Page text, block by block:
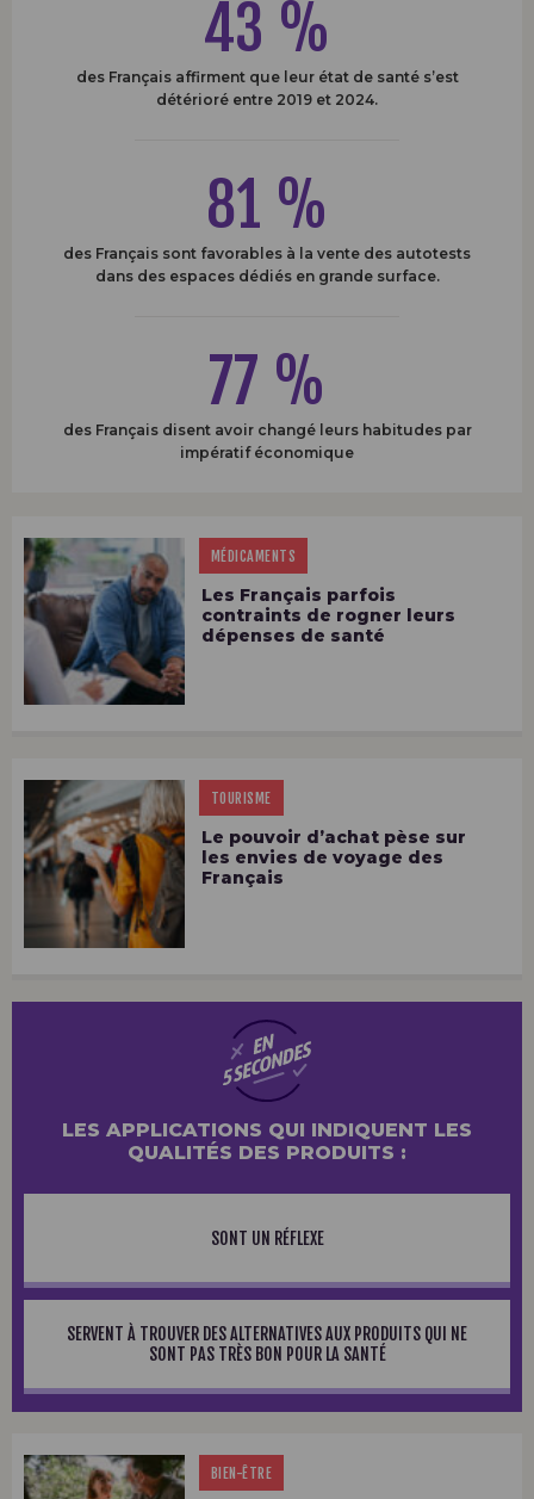
43 %
des Français affirment que leur état de santé s’est
détérioré entre 2019 et 2024.
81 %
des Français sont favorables à la vente des autotests
dans des espaces dédiés en grande surface.
77 %
des Français disent avoir changé leurs habitudes par
impératif économique
MÉDICAMENTS
Les Français parfois
contraints de rogner leurs
dépenses de santé
TOURISME
Le pouvoir d’achat pèse sur
les envies de voyage des
Français
LES APPLICATIONS QUI INDIQUENT LES
QUALITÉS DES PRODUITS :
SONT UN RÉFLEXE
SERVENT À TROUVER DES ALTERNATIVES AUX PRODUITS QUI NE
SONT PAS TRÈS BON POUR LA SANTÉ
QUALITÉS DES PRODUITS :
PLUS CERTAINS ÉQUIPEMENTS.
BIEN-ÊTRE